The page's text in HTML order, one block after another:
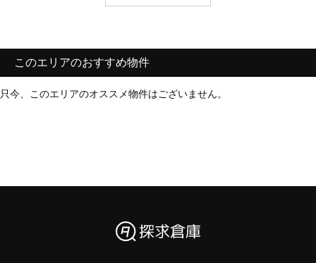
このエリアのおすすめ物件
只今、このエリアのオススメ物件はございません。